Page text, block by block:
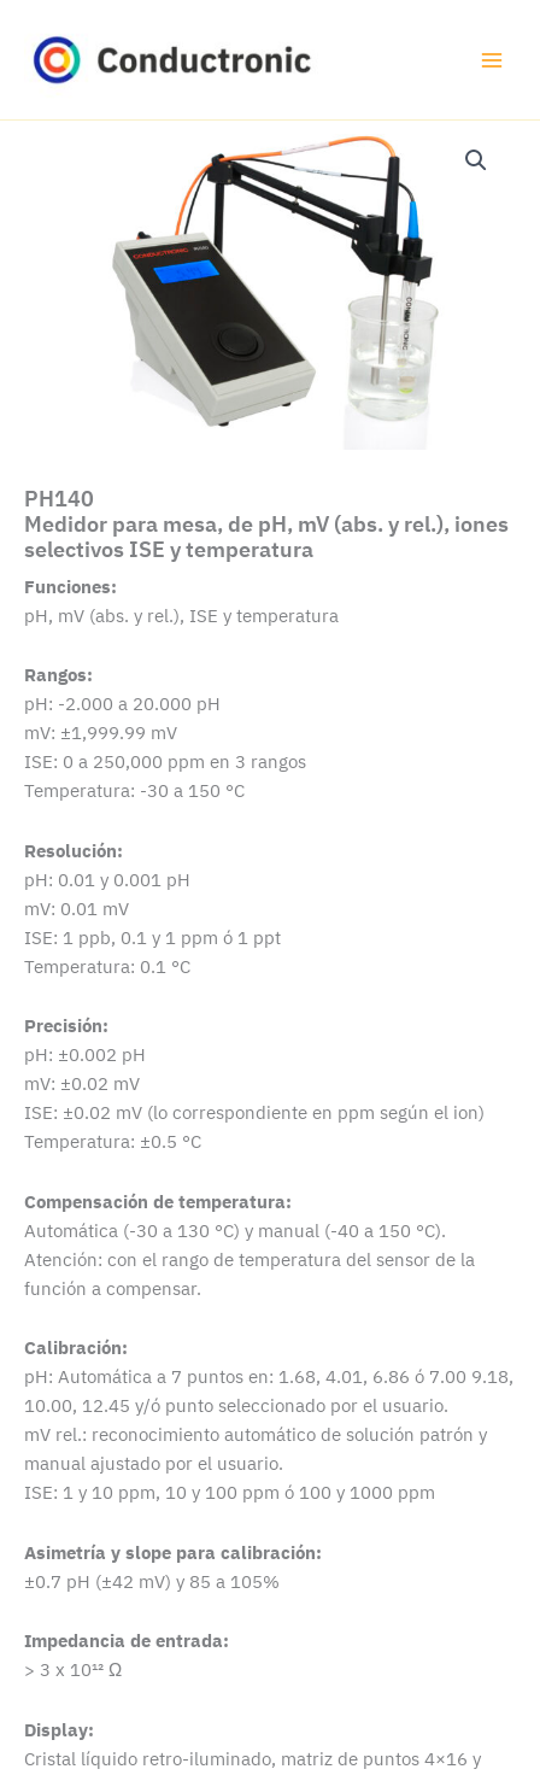
contenido
PH140
Medidor para mesa, de pH, mV (abs. y rel.), iones
selectivos ISE y temperatura
Funciones:
pH, mV (abs. y rel.), ISE y temperatura
Rangos:
pH: -2.000 a 20.000 pH
mV: ±1,999.99 mV
ISE: 0 a 250,000 ppm en 3 rangos
Temperatura: -30 a 150 °C
Resolución:
pH: 0.01 y 0.001 pH
mV: 0.01 mV
ISE: 1 ppb, 0.1 y 1 ppm ó 1 ppt
Temperatura: 0.1 °C
Precisión:
pH: ±0.002 pH
mV: ±0.02 mV
ISE: ±0.02 mV (lo correspondiente en ppm según el ion)
Temperatura: ±0.5 °C
Compensación de temperatura:
Automática (-30 a 130 °C) y manual (-40 a 150 °C).
Atención: con el rango de temperatura del sensor de la
función a compensar.
Calibración:
pH: Automática a 7 puntos en: 1.68, 4.01, 6.86 ó 7.00 9.18,
10.00, 12.45 y/ó punto seleccionado por el usuario.
mV rel.: reconocimiento automático de solución patrón y
manual ajustado por el usuario.
ISE: 1 y 10 ppm, 10 y 100 ppm ó 100 y 1000 ppm
Asimetría y slope para calibración:
±0.7 pH (±42 mV) y 85 a 105%
Impedancia de entrada:
> 3 x 10¹² Ω
Display:
Cristal líquido retro-iluminado, matriz de puntos 4×16 y